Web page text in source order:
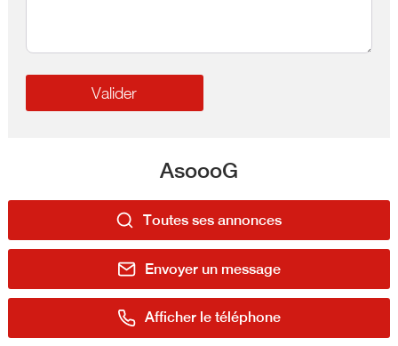
AsoooG
Toutes ses annonces
Envoyer un message
Afficher le téléphone